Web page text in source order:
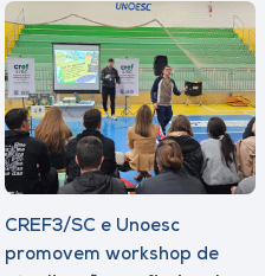
CREF3/SC e Unoesc
promovem workshop de